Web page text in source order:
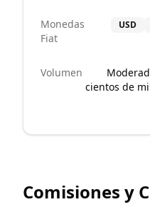
Monedas
Fiat
USD
Volumen
cientos de
Comisiones y